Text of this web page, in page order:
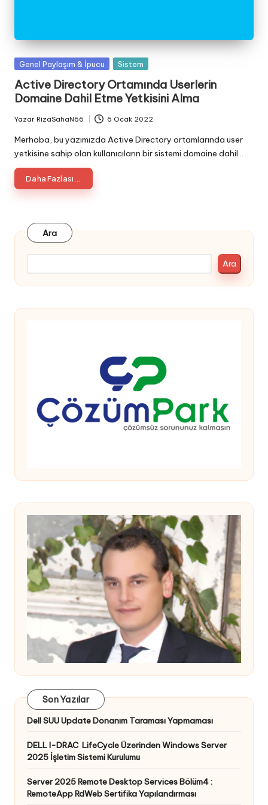
Posted
Genel Paylaşım & İpucu Sistem
Active Directory Ortamında Userlerin
Domaine Dahil Etme Yetkisini Alma
Posted
by
Yazar RizaSahaN66 6 Ocak 2022
Merhaba, bu yazımızda Active Directory ortamlarında user
yetkisine sahip olan kullanıcıların bir sistemi domaine dahil…
Daha Fazlası...
Ara
Ara
Son Yazılar
Dell SUU Update Donanım Taraması Yapmaması
DELL I-DRAC LifeCycle Üzerinden Windows Server
2025 İşletim Sistemi Kurulumu
Server 2025 Remote Desktop Services Bölüm4 :
RemoteApp RdWeb Sertifika Yapılandırması